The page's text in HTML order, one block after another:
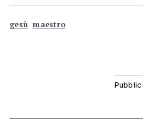
gesù maestro